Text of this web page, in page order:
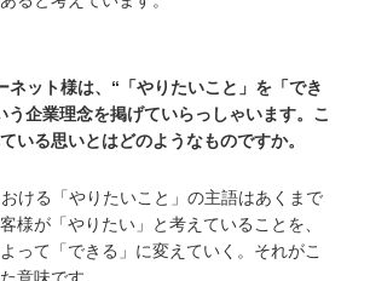
ネット様は、“「やりたいこと」を「でき
う企業理念を掲げていらっしゃいます。こ
いる思いとはどのようなものですか。
ける「やりたいこと」の主語はあくまで
様が「やりたい」と考えていることを、
って「できる」に変えていく。それがこ